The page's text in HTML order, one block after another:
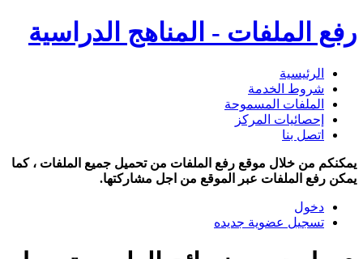
رفع الملفات - المناهج الدراسية
الرئيسية
شروط الخدمة
الملفات المسموحة
إحصائيات المركز
اتصل بنا
يمكنكم من خلال موقع رفع الملفات من تحميل جميع الملفات ، كما
يمكن رفع الملفات عبر الموقع من اجل مشاركتها.
دخول
تسجيل عضوية جديده